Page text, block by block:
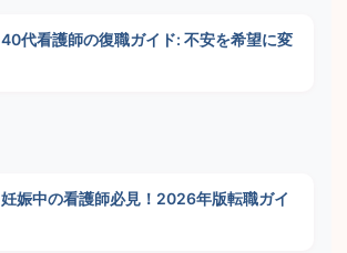
40代看護師の復職ガイド: 不安を希望に変
妊娠中の看護師必見！2026年版転職ガイ